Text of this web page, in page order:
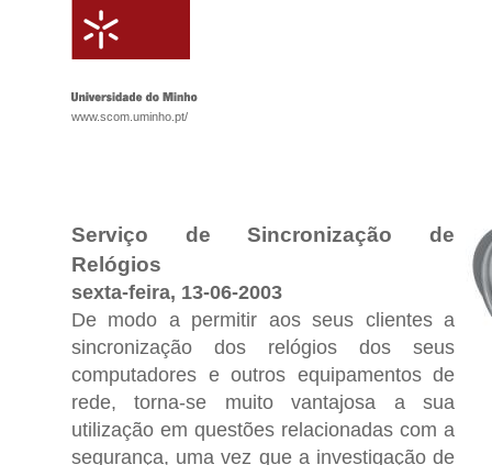
www.scom.uminho.pt/
Serviço de Sincronização de
Relógios
sexta-feira, 13-06-2003
De modo a permitir aos seus clientes a
sincronização dos relógios dos seus
computadores e outros equipamentos de
rede, torna-se muito vantajosa a sua
utilização em questões relacionadas com a
segurança, uma vez que a investigação de